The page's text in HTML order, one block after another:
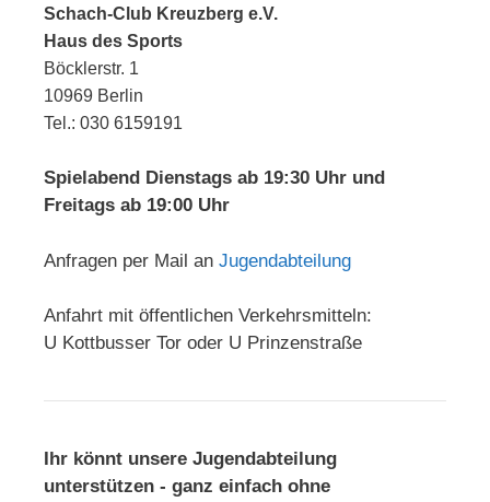
Schach-Club Kreuzberg e.V.
Haus des Sports
Böcklerstr. 1
10969 Berlin
Tel.: 030 6159191
Spielabend Dienstags ab 19:30 Uhr und
Freitags ab 19:00 Uhr
Anfragen per Mail an Jugendabteilung
Anfahrt mit öffentlichen Verkehrsmitteln:
U Kottbusser Tor oder U Prinzenstraße
Ihr könnt unsere Jugendabteilung
unterstützen - ganz einfach ohne